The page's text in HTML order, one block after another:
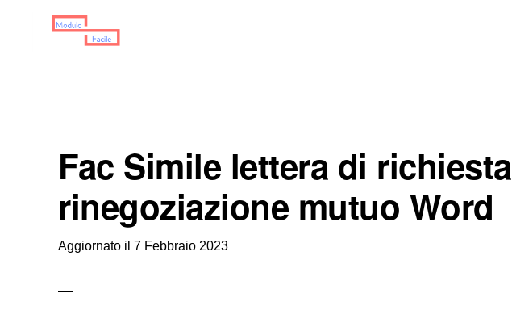
Fac Simile lettera di richiesta
rinegoziazione mutuo Word
Aggiornato il 7 Febbraio 2023